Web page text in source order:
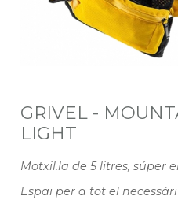
GRIVEL -
LIGHT
Motxil.la de 5 litres, súper
Espai per a tot el